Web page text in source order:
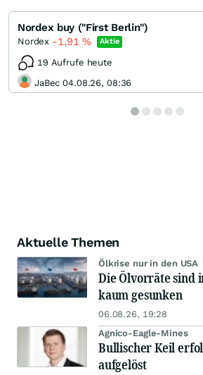
Nordex buy ("First Berlin")
Nordex -1,91% Aktie
19 Aufrufe heute
JaBec 04.08.26, 08:36
Aktuelle Themen
Ölkrise nur in den USA
Die Ölvorräte sind
kaum gesunken
06.08.26, 19:28
Agnico-Eagle-Mines
Bullischer Keil
aufgelöst